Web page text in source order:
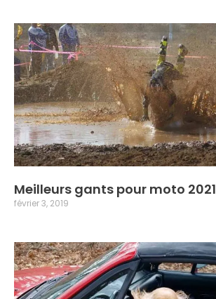
Meilleurs gants pour moto 2021
février 3, 2019